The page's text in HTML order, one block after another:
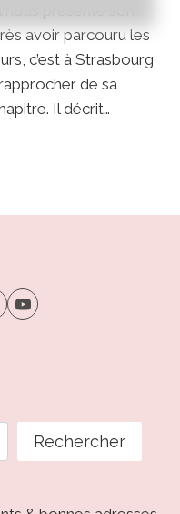
présente son
avoir parcouru les
c’est à Strasbourg
de sa
Il décrit…
Rechercher